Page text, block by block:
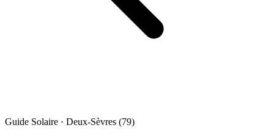
Guide Solaire · Deux-Sèvres (79)